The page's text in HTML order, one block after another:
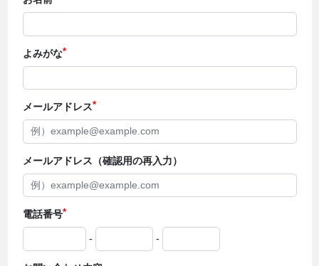
よみがな
メールアドレス
メールアドレス（確認用の再入力）
電話番号
- -